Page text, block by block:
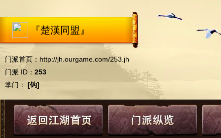
『楚漢同盟』
门派首页： http://jh.ourgame.com/253.jh
门派 ID： 253
掌门：
[钩]